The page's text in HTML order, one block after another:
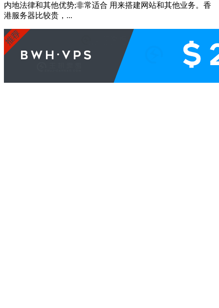
内地法律和其他优势;非常适合 用来搭建网站和其他业务。香
港服务器比较贵，...